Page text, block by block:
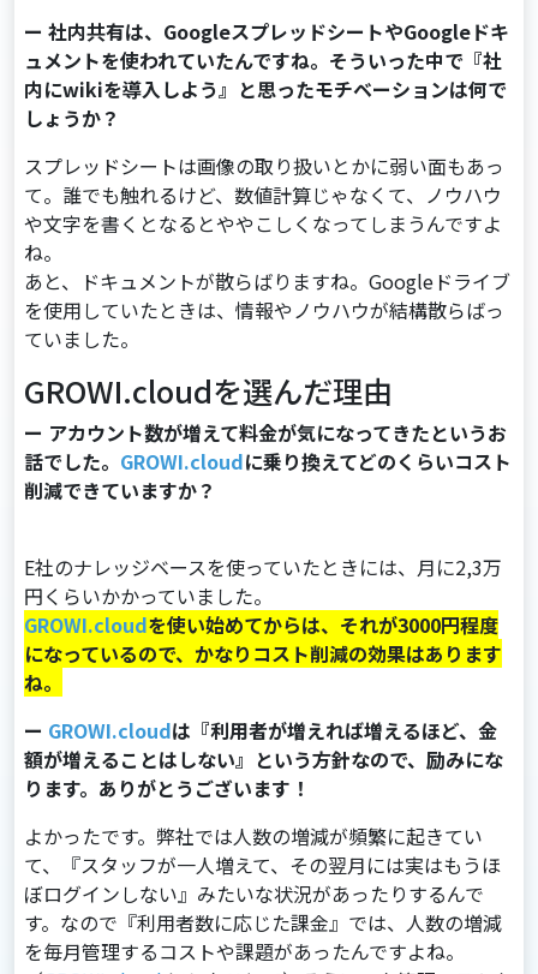
ー 社内共有は、GoogleスプレッドシートやGoogleドキ
ュメントを使われていたんですね。そういった中で『社
内にwikiを導入しよう』と思ったモチベーションは何で
しょうか？
スプレッドシートは画像の取り扱いとかに弱い⾯もあっ
て。誰でも触れるけど、数値計算じゃなくて、ノウハウ
や⽂字を書くとなるとややこしくなってしまうんですよ
ね。
あと、ドキュメントが散らばりますね。Googleドライブ
を使⽤していたときは、情報やノウハウが結構散らばっ
ていました。
GROWI.cloudを選んだ理由
ー アカウント数が増えて料金が気になってきたというお
話でした。 GROWI.cloudに乗り換えてどのくらいコスト
削減できていますか？
E社のナレッジベースを使っていたときには、⽉に2,3万
円くらいかかっていました。
GROWI.cloudを使い始めてからは、それが3000円程度
になっているので、かなりコスト削減の効果はあります
ね。
ー GROWI.cloudは『利用者が増えれば増えるほど、金
額が増えることはしない』という方針なので、励みにな
ります。ありがとうございます！
よかったです。弊社では人数の増減が頻繁に起きてい
て、『スタッフが一人増えて、その翌月には実はもうほ
ぼログインしない』みたいな状況があったりするんで
す。なので『利用者数に応じた課金』では、人数の増減
を毎月管理するコストや課題があったんですよね。